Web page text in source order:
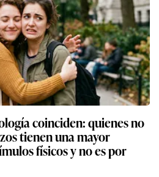
coinciden: quienes no
tienen una mayor
físicos y no es por